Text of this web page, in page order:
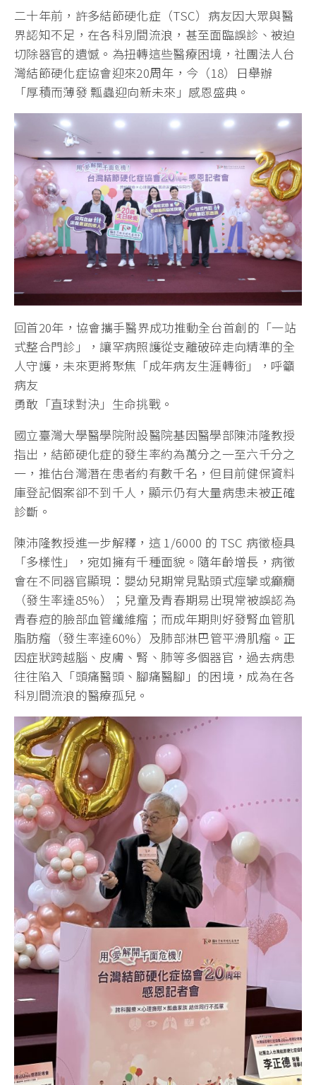
二十年前，許多結節硬化症（TSC）病友因大眾與醫
界認知不足，在各科別間流浪，甚至面臨誤診、被迫
切除器官的遺憾。為扭轉這些醫療困境，社團法人台
灣結節硬化症協會迎來20周年，今（18）日舉辦
「厚積而薄發 瓢蟲迎向新未來」感恩盛典。
回首20年，協會攜手醫界成功推動全台首創的「一站
式整合門診」，讓罕病照護從支離破碎走向精準的全
人守護，未來更將聚焦「成年病友生涯轉銜」，呼籲
病友
勇敢「直球對決」生命挑戰。
國立臺灣大學醫學院附設醫院基因醫學部陳沛隆教授
指出，結節硬化症的發生率約為萬分之一至六千分之
一，推估台灣潛在患者約有數千名，但目前健保資料
庫登記個案卻不到千人，顯示仍有大量病患未被正確
診斷。
陳沛隆教授進一步解釋，這 1/6000 的 TSC 病徵極具
「多樣性」，宛如擁有千種面貌。隨年齡增長，病徵
會在不同器官顯現：嬰幼兒期常見點頭式痙攣或癲癇
（發生率達85%）；兒童及青春期易出現常被誤認為
青春痘的臉部血管纖維瘤；而成年期則好發腎血管肌
脂肪瘤（發生率達60%）及肺部淋巴管平滑肌瘤。正
因症狀跨越腦、皮膚、腎、肺等多個器官，過去病患
往往陷入「頭痛醫頭、腳痛醫腳」的困境，成為在各
科別間流浪的醫療孤兒。